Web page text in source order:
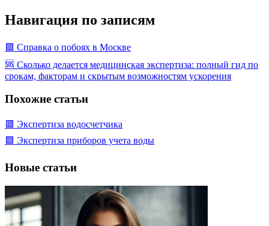
Навигация по записям
🟩 Справка о побоях в Москве
🆘 Сколько делается медицинская экспертиза: полный гид по
срокам, факторам и скрытым возможностям ускорения
Похожие статьи
🟥 Экспертиза водосчетчика
🟩 Экспертиза приборов учета воды
Новые статьи